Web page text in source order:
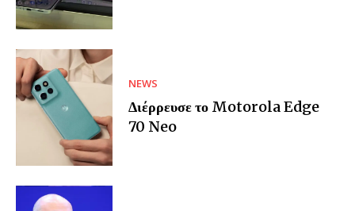
NEWS
Διέρρευσε το Motorola Edge
70 Neo